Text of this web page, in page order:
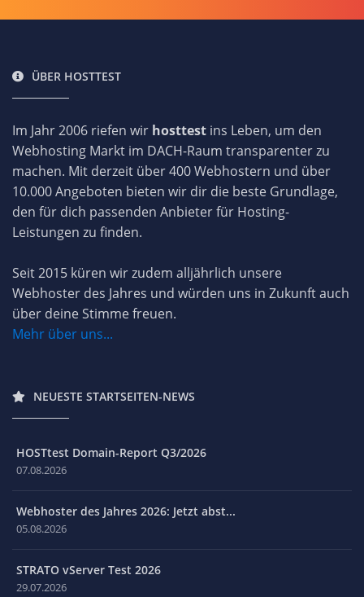
ÜBER HOSTTEST
Im Jahr 2006 riefen wir hosttest ins Leben, um den
Webhosting Markt im DACH-Raum transparenter zu
machen. Mit derzeit über 400 Webhostern und über
10.000 Angeboten bieten wir dir die beste Grundlage,
den für dich passenden Anbieter für Hosting-
Leistungen zu finden.
Seit 2015 küren wir zudem alljährlich unsere
Webhoster des Jahres und würden uns in Zukunft auch
über deine Stimme freuen.
Mehr über uns...
NEUESTE STARTSEITEN-NEWS
HOSTtest Domain-Report Q3/2026
07.08.2026
Webhoster des Jahres 2026: Jetzt abst...
05.08.2026
STRATO vServer Test 2026
29.07.2026